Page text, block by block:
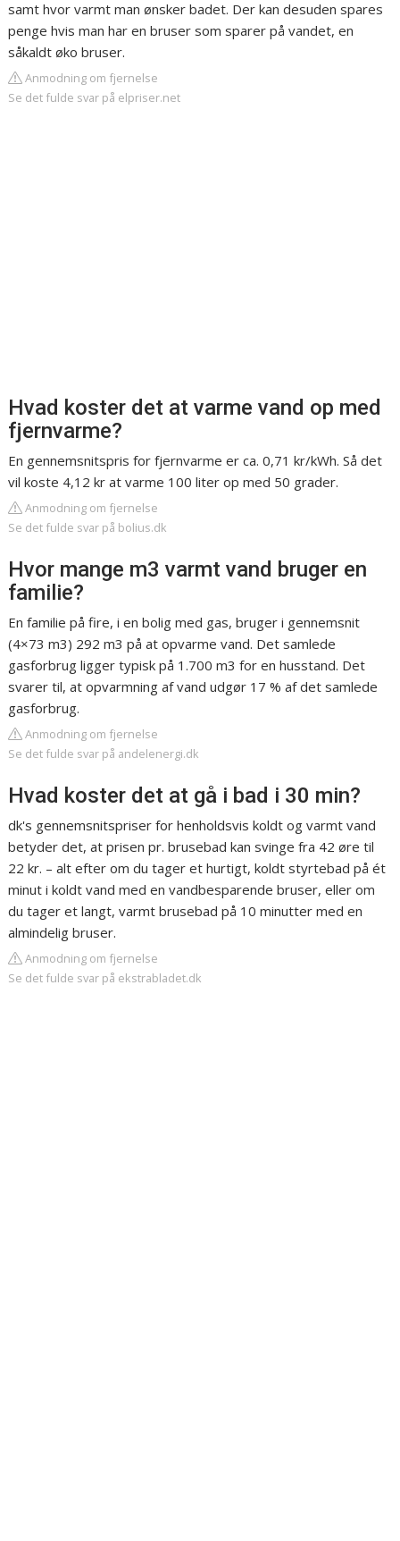
samt hvor varmt man ønsker badet. Der kan desuden spares
penge hvis man har en bruser som sparer på vandet, en
såkaldt øko bruser.
Anmodning om fjernelse
Se det fulde svar på elpriser.net
Hvad koster det at varme vand op med
fjernvarme?
En gennemsnitspris for fjernvarme er ca. 0,71 kr/kWh. Så det
vil koste 4,12 kr at varme 100 liter op med 50 grader.
Anmodning om fjernelse
Se det fulde svar på bolius.dk
Hvor mange m3 varmt vand bruger en
familie?
En familie på fire, i en bolig med gas, bruger i gennemsnit
(4×73 m3) 292 m3 på at opvarme vand. Det samlede
gasforbrug ligger typisk på 1.700 m3 for en husstand. Det
svarer til, at opvarmning af vand udgør 17 % af det samlede
gasforbrug.
Anmodning om fjernelse
Se det fulde svar på andelenergi.dk
Hvad koster det at gå i bad i 30 min?
dk's gennemsnitspriser for henholdsvis koldt og varmt vand
betyder det, at prisen pr. brusebad kan svinge fra 42 øre til
22 kr. – alt efter om du tager et hurtigt, koldt styrtebad på ét
minut i koldt vand med en vandbesparende bruser, eller om
du tager et langt, varmt brusebad på 10 minutter med en
almindelig bruser.
Anmodning om fjernelse
Se det fulde svar på ekstrabladet.dk